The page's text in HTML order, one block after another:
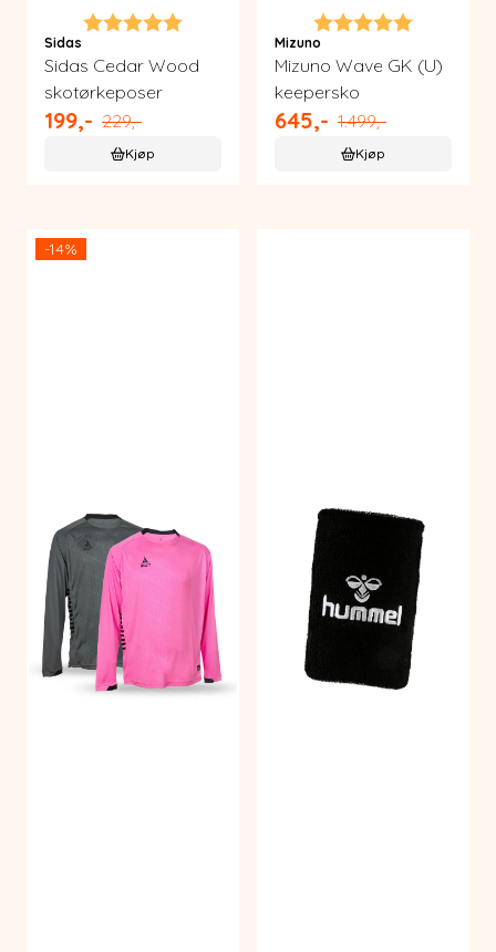
Karakter:
Sidas
Sidas Cedar Wood
skotørkeposer
199,- 229,-
Kjøp
Karakter:
Mizuno
Mizuno Wave GK (U)
keepersko
645,- 1.499,-
Kjøp
-14%